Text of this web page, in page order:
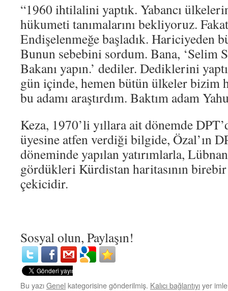
“1960 ihtilalini yaptık. Yabancı
hükumeti tanımalarını bekliyoruz.
Endişelenmeğe başladık. Hariciyeden
Bunun sebebini sordum. Bana, ‘Selim
Bakanı yapın.’ dediler. Dediklerini
gün içinde, hemen bütün ülkeler bizim
bu adamı araştırdım. Baktım adam
Keza, 1970’li yıllara ait dönemde
üyesine atfen verdiği bilgide, Özal’ın
döneminde yapılan yatırımlarla,
gördükleri Kürdistan haritasının birebir
çekicidir.
Sosyal olun, Paylaşın!
Bu yazıGenel kategorisine gönderilmiş. Kalıcı bağlantıyıyer